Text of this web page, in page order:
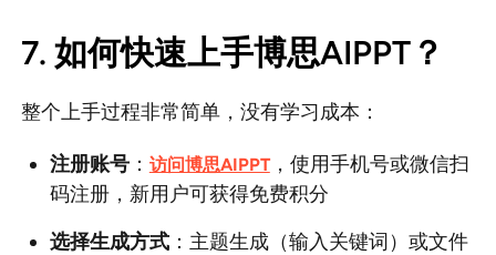
7. 如何快速上手博思AIPPT？
整个上手过程非常简单，没有学习成本：
注册账号： 访问博思AIPPT，使用手机号或微信扫
码注册，新用户可获得免费积分
选择生成方式：主题生成（输入关键词）或文件